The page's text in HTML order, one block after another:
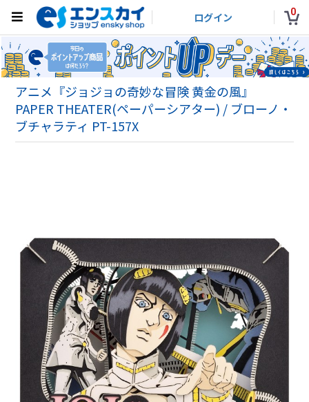
ログイン 0
アニメ『ジョジョの奇妙な冒険 黄金の風』
PAPER THEATER(ペーパーシアター) / ブローノ・
ブチャラティ PT-157X